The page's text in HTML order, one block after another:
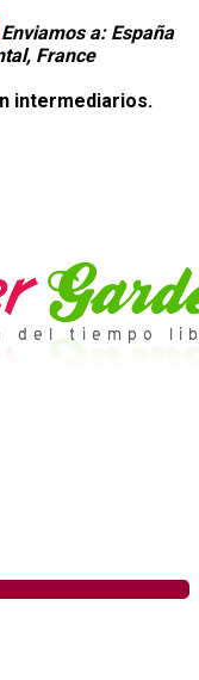
Enviamos a: España
France
intermediarios.